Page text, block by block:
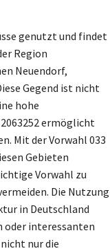
genutzt und findet
Region
Neuendorf,
Gegend ist nicht
hohe
ermöglicht
Mit der Vorwahl 033
Gebieten
Vorwahl zu
Die Nutzung
in Deutschland
oder interessanten
nur die